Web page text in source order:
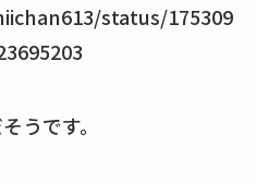
status/175309
うです。